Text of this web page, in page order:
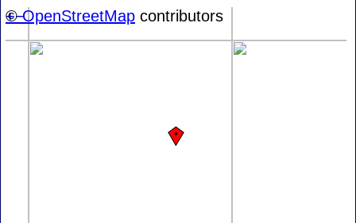
+−
©OpenStreetMap contributors